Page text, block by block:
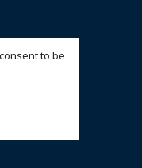
to be